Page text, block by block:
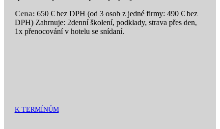
Cena: 650 € bez DPH (od 3 osob z jedné firmy: 490 € bez
DPH) Zahrnuje: 2denní školení, podklady, strava přes den,
1x přenocování v hotelu se snídaní.
K TERMÍNŮM